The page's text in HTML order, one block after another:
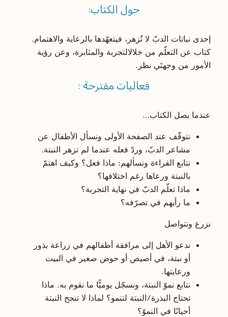
حول الكتاب:
إحدى نباتات الدبّ لا تُزهر، فيتعهّدها بالرعاية والاهتمام.
كتاب عن التعلّم من خلالالتجربة والمثابرة، وعن رؤية
الأمور من وجهتَي نظر .
فعاليات مقترحة :
عندما يصل الكتاب…
نتوقّف عند الصفحة الأولى ونسأل الأطفال عن
مشاعر الدبّ، وردّ فعله عندما لم تزهر النبتة.
نتابع القراءة ونسألهم: ماذا فعل؟ وكيف اهتمّ
بالنبتة ورعاها رغم اختلافها؟
ماذا تعلّم الدبّ في نهاية التجربة؟
ما رأيهم في تصرّفه؟
نزرع ونتواصل
ندعو الأهل إلى مرافقة أطفالهم في زراعة بذور
أو نبتة، في أصيص أو حوض صغير في البيت
ورعايتها.
نتابع نموّ النبتة، ونسجّل يوميًّا ما نقوم به. ماذا
تحتاج البذرة/النبتة لتنمو؟ لماذا لا تنجح النبتة
أحيانًا في النموّ؟